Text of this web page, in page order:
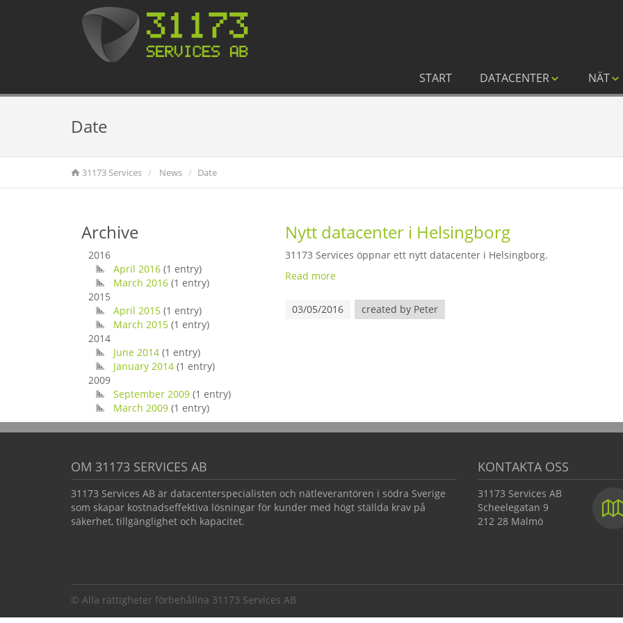
START DATACENTER NÄT
Date
31173 Services News Date
Archive
2016
April 2016 (1 entry)
March 2016 (1 entry)
2015
April 2015 (1 entry)
March 2015 (1 entry)
2014
June 2014 (1 entry)
January 2014 (1 entry)
2009
September 2009 (1 entry)
March 2009 (1 entry)
Nytt datacenter i Helsingborg
31173 Services öppnar ett nytt datacenter i Helsingborg.
Read more
03/05/2016 created by Peter
OM 31173 SERVICES AB
31173 Services AB är datacenterspecialisten och nätleverantören i södra Sverige
som skapar kostnadseffektiva lösningar för kunder med högt ställda krav på
säkerhet, tillgänglighet och kapacitet.
KONTAKTA OSS
31173 Services AB
Scheelegatan 9
212 28 Malmö
© Alla rättigheter förbehållna 31173 Services AB